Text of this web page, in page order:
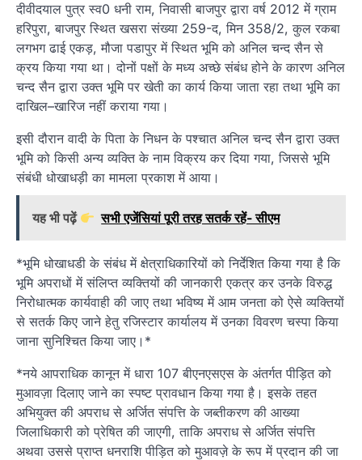
दीवीदयाल पुत्र स्व0 धनी राम, निवासी बाजपुर द्वारा वर्ष 2012 में ग्राम
हरिपुरा, बाजपुर स्थित खसरा संख्या 259-द, मिन 358/2, कुल रकबा
लगभग ढाई एकड़, मौजा पडापुर में स्थित भूमि को अनिल चन्द सैन से
क्रय किया गया था। दोनों पक्षों के मध्य अच्छे संबंध होने के कारण अनिल
चन्द सैन द्वारा उक्त भूमि पर खेती का कार्य किया जाता रहा तथा भूमि का
दाखिल–खारिज नहीं कराया गया।
इसी दौरान वादी के पिता के निधन के पश्चात अनिल चन्द सैन द्वारा उक्त
भूमि को किसी अन्य व्यक्ति के नाम विक्रय कर दिया गया, जिससे भूमि
संबंधी धोखाधड़ी का मामला प्रकाश में आया।
यह भी पढ़ें सभी एजेंसियां पूरी तरह सतर्क रहें- सीएम
*भूमि धोखाधडी के संबंध में क्षेत्राधिकारियों को निर्देशित किया गया है कि
भूमि अपराधों में संलिप्त व्यक्तियों की जानकारी एकत्र कर उनके विरुद्ध
निरोधात्मक कार्यवाही की जाए तथा भविष्य में आम जनता को ऐसे व्यक्तियों
से सतर्क किए जाने हेतु रजिस्टार कार्यालय में उनका विवरण चस्पा किया
जाना सुनिश्चित किया जाए।*
*नये आपराधिक कानून में धारा 107 बीएनएसएस के अंतर्गत पीड़ित को
मुआवज़ा दिलाए जाने का स्पष्ट प्रावधान किया गया है। इसके तहत
अभियुक्त की अपराध से अर्जित संपत्ति के जब्तीकरण की आख्या
जिलाधिकारी को प्रेषित की जाएगी, ताकि अपराध से अर्जित संपत्ति
अथवा उससे प्राप्त धनराशि पीड़ित को मुआवज़े के रूप में प्रदान की जा